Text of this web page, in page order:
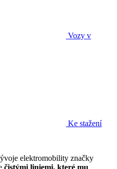
Vozy v
Ke stažení
elektromobility značky
čistými liniemi, které mu